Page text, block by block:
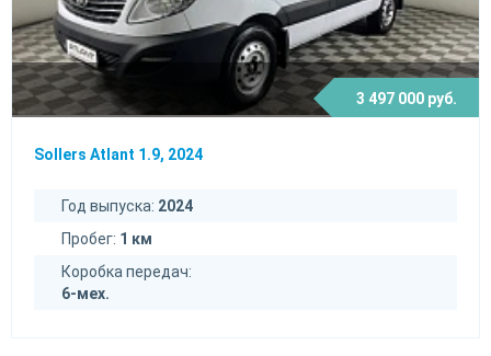
3 497 000 руб.
Sollers Atlant 1.9, 2024
Год выпуска: 2024
Пробег: 1 км
Коробка передач:
6-мех.